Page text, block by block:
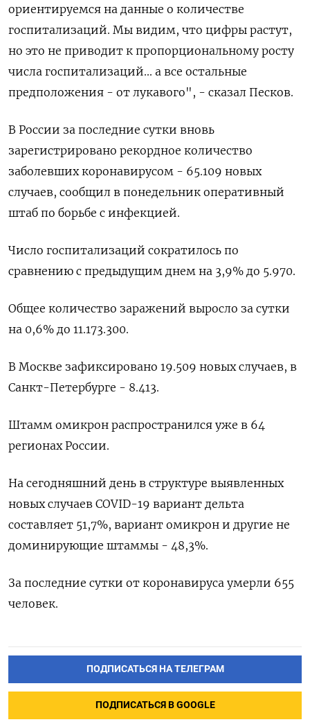
ориентируемся на данные о количестве
госпитализаций. Мы видим, что цифры растут,
но это не приводит к пропорциональному росту
числа госпитализаций... а все остальные
предположения - от лукавого", - сказал Песков.
В России за последние сутки вновь
зарегистрировано рекордное количество
заболевших коронавирусом - 65.109 новых
случаев, сообщил в понедельник оперативный
штаб по борьбе с инфекцией.
Число госпитализаций сократилось по
сравнению с предыдущим днем на 3,9% до 5.970.
Общее количество заражений выросло за сутки
на 0,6% до 11.173.300.
В Москве зафиксировано 19.509 новых случаев, в
Санкт-Петербурге - 8.413.
Штамм омикрон распространился уже в 64
регионах России.
На сегодняшний день в структуре выявленных
новых случаев COVID-19 вариант дельта
составляет 51,7%, вариант омикрон и другие не
доминирующие штаммы - 48,3%.
За последние сутки от коронавируса умерли 655
человек.
ПОДПИСАТЬСЯ НА ТЕЛЕГРАМ
ПОДПИСАТЬСЯ В GOOGLE